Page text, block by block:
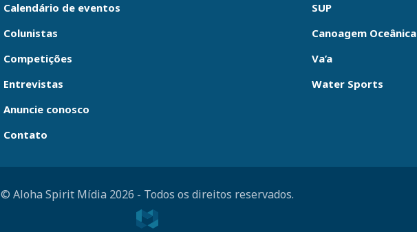
Calendário de eventos
Colunistas
Competições
Entrevistas
Anuncie conosco
Contato
SUP
Canoagem Oceânica
Va’a
Water Sports
© Aloha Spirit Mídia 2026 - Todos os direitos reservados.